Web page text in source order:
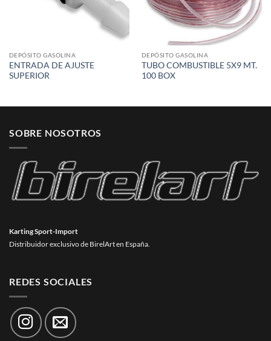
DEPÓSITO GASOLINA
ENTRADA DE AJUSTE
SUPERIOR
DEPÓSITO GASOLINA
TUBO COMBUSTIBLE 5X9 MT.
100 BOX
SOBRE NOSOTROS
Karting Sport-Import
Distribuidor exclusivo de BirelArt en España.
REDES SOCIALES